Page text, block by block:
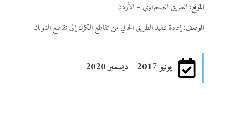
الموقع: الطريق الصحراوي – الأردن
الوصف:إعادة تنفيذ الطريق الحالي من تقاطع الكرك إلى تقاطع الشوبك
يونيو 2017 - ديسمبر 2020